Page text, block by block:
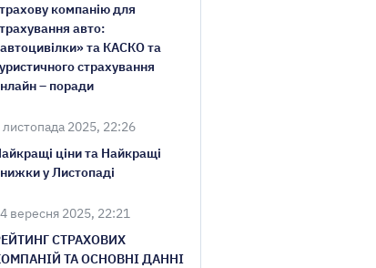
компанію для
авто:
та КАСКО та
страхування
– поради
листопада 2025, 22:26
ціни та Найкращі
у Листопаді
вересня 2025, 22:21
СТРАХОВИХ
ТА ОСНОВНІ ДАННІ